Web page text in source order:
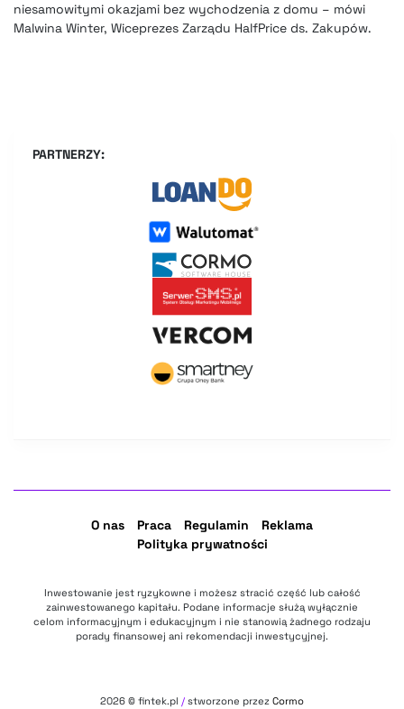
niesamowitymi okazjami bez wychodzenia z domu – mówi
Malwina Winter, Wiceprezes Zarządu HalfPrice ds. Zakupów.
PARTNERZY:
O nas Praca Regulamin
Reklama
Polityka prywatności
Inwestowanie jest ryzykowne i możesz stracić część lub całość
zainwestowanego kapitału. Podane informacje służą wyłącznie
celom informacyjnym i edukacyjnym i nie stanowią żadnego rodzaju
porady finansowej ani rekomendacji inwestycyjnej.
2026 © fintek.pl / stworzone przez Cormo